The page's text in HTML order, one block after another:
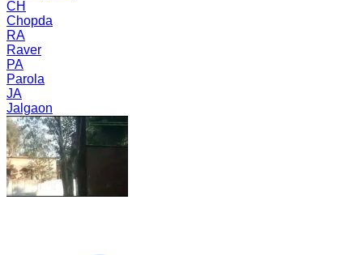
CH
Chopda
RA
Raver
PA
Parola
JA
Jalgaon